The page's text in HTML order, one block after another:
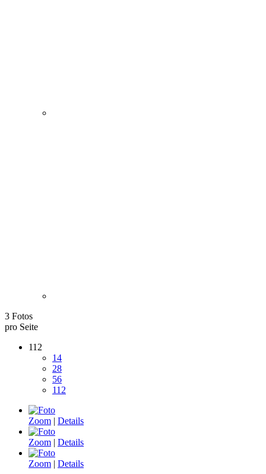
3 Fotos
pro Seite
112
14
28
56
112
Zoom | Details
Zoom | Details
Zoom | Details